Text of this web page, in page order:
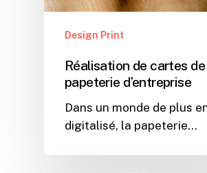
Design Print
Réalisation de cartes
papeterie d’entreprise
Dans un monde de plus
digitalisé, la papeterie…